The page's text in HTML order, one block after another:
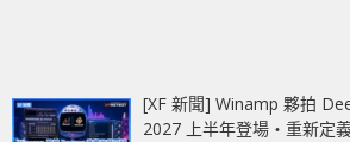
[XF 新聞] Winamp 夥拍
2027 上半年登場‧重新定